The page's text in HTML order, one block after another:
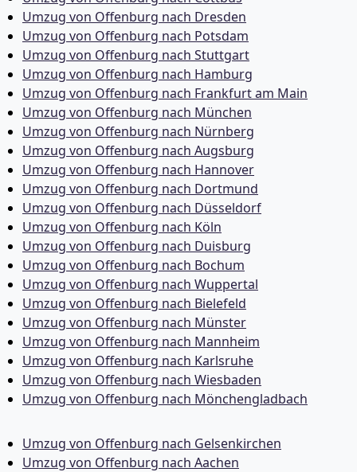
Umzug von Offenburg nach Dresden
Umzug von Offenburg nach Potsdam
Umzug von Offenburg nach Stuttgart
Umzug von Offenburg nach Hamburg
Umzug von Offenburg nach Frankfurt am Main
Umzug von Offenburg nach München
Umzug von Offenburg nach Nürnberg
Umzug von Offenburg nach Augsburg
Umzug von Offenburg nach Hannover
Umzug von Offenburg nach Dortmund
Umzug von Offenburg nach Düsseldorf
Umzug von Offenburg nach Köln
Umzug von Offenburg nach Duisburg
Umzug von Offenburg nach Bochum
Umzug von Offenburg nach Wuppertal
Umzug von Offenburg nach Bielefeld
Umzug von Offenburg nach Münster
Umzug von Offenburg nach Mannheim
Umzug von Offenburg nach Karlsruhe
Umzug von Offenburg nach Wiesbaden
Umzug von Offenburg nach Mönchen­gladbach
Umzug von Offenburg nach Gelsenkirchen
Umzug von Offenburg nach Aachen